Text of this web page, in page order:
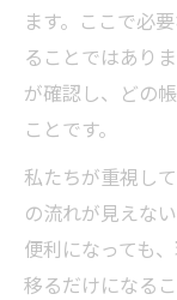
ます。ここで必
ることではあり
が確認し、どの
ことです。
私たちが重視し
の流れが見えな
便利になっても
移るだけになる